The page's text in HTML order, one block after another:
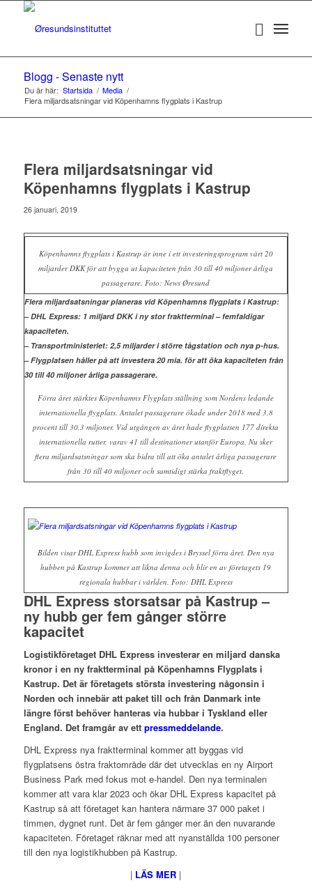
Blogg - Senaste nytt
Du är här: Startsida / Media /
Flera miljardsatsningar vid Köpenhamns flygplats i Kastrup
Flera miljardsatsningar vid
Köpenhamns flygplats i Kastrup
26 januari, 2019
Köpenhamns flygplats i Kastrup är inne i ett investeringsprogram värt 20
miljarder DKK för att bygga ut kapaciteten från 30 till 40 miljoner årliga
passagerare. Foto: News Øresund
Flera miljardsatsningar planeras vid Köpenhamns flygplats i Kastrup:
– DHL Express: 1 miljard DKK i ny stor fraktterminal – femfaldigar
kapaciteten.
– Transportministeriet: 2,5 miljarder i större tågstation och nya p-hus.
– Flygplatsen håller på att investera 20 mia. för att öka kapaciteten från
30 till 40 miljoner årligapassagerare.
Förra året stärktes Köpenhamns Flygplats ställning som Nordens ledande
internationella flygplats. Antalet passagerare ökade under 2018 med 3,8
procent till 30,3 miljoner. Vid utgången av året hade flygplatsen 177 direkta
internationella rutter, varav 41 till destinationer utanför Europa. Nu sker
flera miljardsatsningar som ska bidra till att öka antalet årliga passagerare
från 30 till 40 miljoner och samtidigt stärka fraktflyget.
Bilden visar DHL Express hubb som invigdes i Bryssel förra året. Den nya
hubben på Kastrup kommer att likna denna och blir en av företagets 19
regionala hubbar i världen. Foto: DHL Express
DHL Express storsatsar på Kastrup –
ny hubb ger fem gånger större
kapacitet
Logistikföretaget DHL Express investerar en miljard danska
kronor i en ny fraktterminal på Köpenhamns Flygplats i
Kastrup. Det är företagets största investering någonsin i
Norden och innebär att paket till och från Danmark inte
längre först behöver hanteras via hubbar i Tyskland eller
England. Det framgår av ett pressmeddelande.
DHL Express nya fraktterminal kommer att byggas vid
flygplatsens östra fraktområde där det utvecklas en ny Airport
Business Park med fokus mot e-handel. Den nya terminalen
kommer att vara klar 2023 och ökar DHL Express kapacitet på
Kastrup så att företaget kan hantera närmare 37 000 paket i
timmen, dygnet runt. Det är fem gånger mer än den nuvarande
kapaciteten. Företaget räknar med att nyanställda 100 personer
till den nya logistikhubben på Kastrup.
| LÄS MER |